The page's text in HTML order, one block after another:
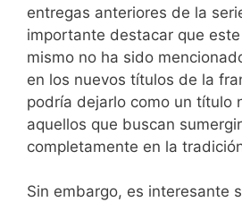
entregas anteriores de la
importante destacar que
mismo no ha sido
en los nuevos títulos de la
podría dejarlo como un título
aquellos que buscan
completamente en la
Sin embargo, es interesante